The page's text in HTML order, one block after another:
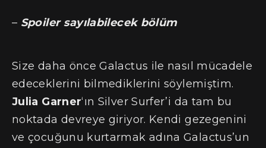
– Spoiler sayılabilecek bölüm
Size daha önce Galactus ile nasıl mücadele
edeceklerini bilmediklerini söylemiştim.
Julia Garner‘ın Silver Surfer’i da tam bu
noktada devreye giriyor. Kendi gezegenini
ve çocuğunu kurtarmak adına Galactus’un